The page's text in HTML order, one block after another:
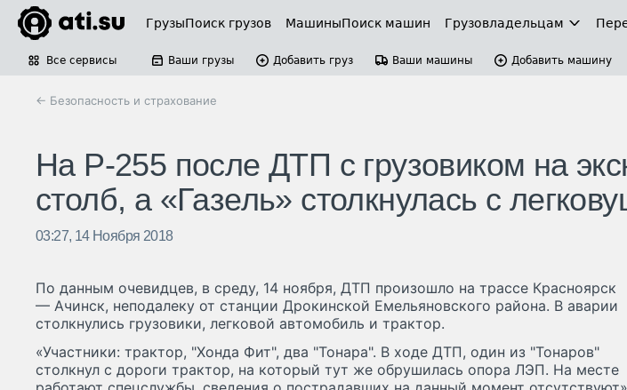
ГрузыПоиск грузов МашиныПоиск машин Грузовладельцам
Все сервисы Ваши грузы Добавить груз Ваши машины Добавить машину
← Безопасность и страхование
На Р-255 после ДТП с грузовиком на
столб, а «Газель» столкнулась с
03:27, 14 Ноября 2018
По данным очевидцев, в среду, 14 ноября, ДТП произошло на трассе Красноярск
— Ачинск, неподалеку от станции Дрокинской Емельяновского района. В аварии
столкнулись грузовики, легковой автомобиль и трактор.
«Участники: трактор, "Хонда Фит", два "Тонара". В ходе ДТП, один из "Тонаров"
столкнул с дороги трактор, на который тут же обрушилась опора ЛЭП. На месте